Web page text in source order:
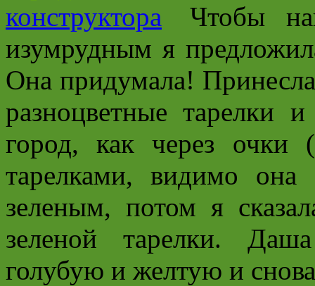
Чтобы
изумрудным я
Она придумала!
разноцветные тарелки
город, как через
тарелками, видимо она
зеленым, потом я
зеленой тарелки.
голубую и желтую и